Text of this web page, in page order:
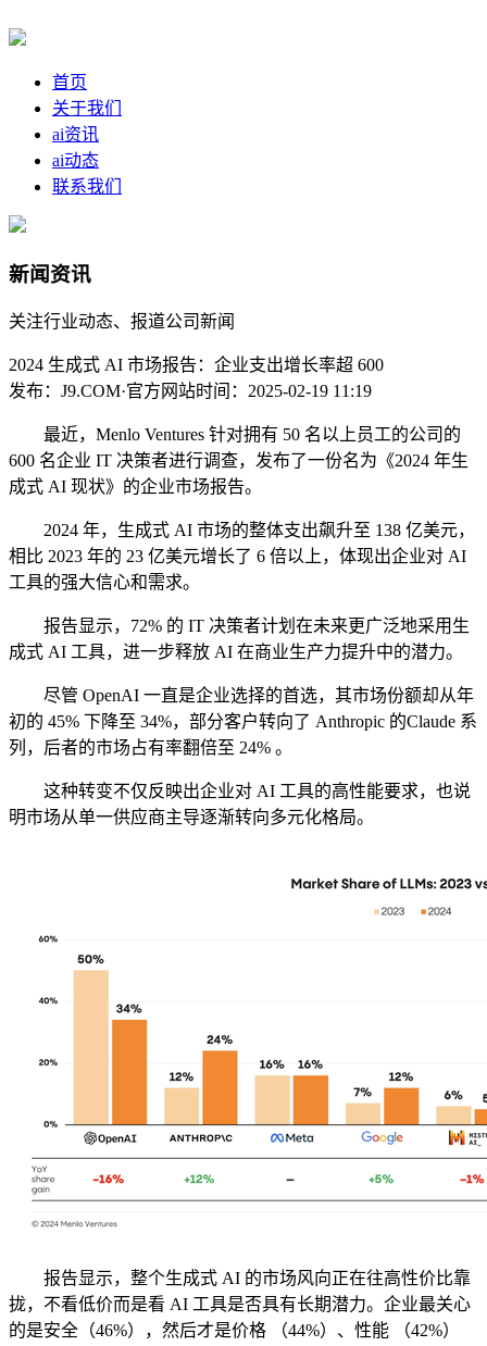
首页
关于我们
ai资讯
ai动态
联系我们
新闻资讯
关注行业动态、报道公司新闻
2024 生成式 AI 市场报告：企业支出增长率超 600
发布：J9.COM·官方网站时间：2025-02-19 11:19
最近，Menlo Ventures 针对拥有 50 名以上员工的公司的
600 名企业 IT 决策者进行调查，发布了一份名为《2024 年生
成式 AI 现状》的企业市场报告。
2024 年，生成式 AI 市场的整体支出飙升至 138 亿美元，
相比 2023 年的 23 亿美元增长了 6 倍以上，体现出企业对 AI
工具的强大信心和需求。
报告显示，72% 的 IT 决策者计划在未来更广泛地采用生
成式 AI 工具，进一步释放 AI 在商业生产力提升中的潜力。
尽管 OpenAI 一直是企业选择的首选，其市场份额却从年
初的 45% 下降至 34%，部分客户转向了 Anthropic 的Claude 系
列，后者的市场占有率翻倍至 24% 。
这种转变不仅反映出企业对 AI 工具的高性能要求，也说
明市场从单一供应商主导逐渐转向多元化格局。
报告显示，整个生成式 AI 的市场风向正在往高性价比靠
拢，不看低价而是看 AI 工具是否具有长期潜力。企业最关心
的是安全（46%），然后才是价格 （44%）、性能 （42%）